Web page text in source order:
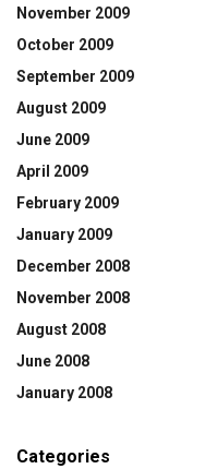
November 2009
October 2009
September 2009
August 2009
June 2009
April 2009
February 2009
January 2009
December 2008
November 2008
August 2008
June 2008
January 2008
Categories